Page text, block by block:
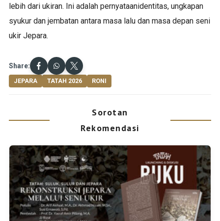
lebih dari ukiran. Ini adalah pernyataanidentitas, ungkapan
syukur dan jembatan antara masa lalu dan masa depan seni
ukir Jepara.
Share:
JEPARA TATAH 2026 RONI
Sorotan
Rekomendasi